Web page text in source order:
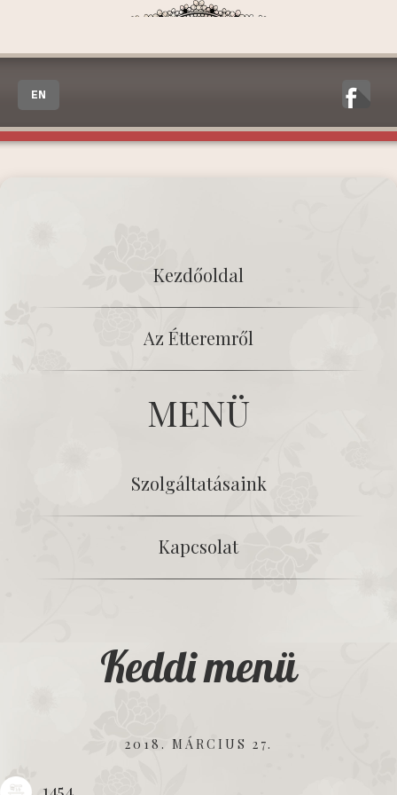
EN
Kezdőoldal
Az Étteremről
MENÜ
Szolgáltatásaink
Kapcsolat
Keddi menü
2018. MÁRCIUS 27.
1454